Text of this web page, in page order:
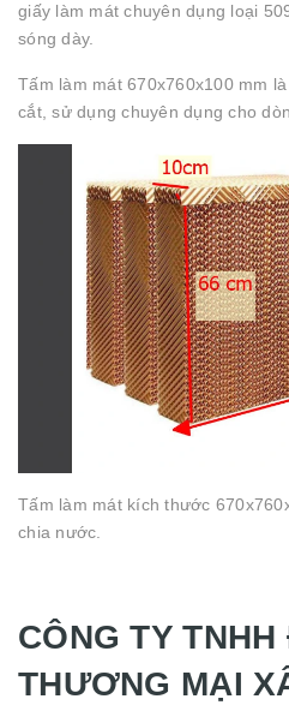
giấy làm mát chuyên dụng loại
sóng dày.
Tấm làm mát 670x760x100 mm
cắt, sử dụng chuyên dụng cho
Tấm làm mát kích thước
chia nước.
CÔNG TY
THƯƠNG MẠI